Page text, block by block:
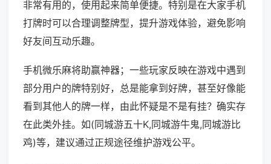
非常有用的，使用起来简单便捷。特别是在大家手机
打牌时可以合理调整牌型，提升游戏体验，避免影响
好友间互动乐趣。
手机微乐麻将助赢神器；一些玩家反映在游戏中遇到
部分用户的牌特别好，总是能拿到好牌，甚至好像能
看到其他人的牌一样，由此怀疑是不是有挂？确实存
在此类外挂。如(同城游五十K,同城游牛鬼,同城游比
鸡)等，建议通过正规途径维护游戏公平。